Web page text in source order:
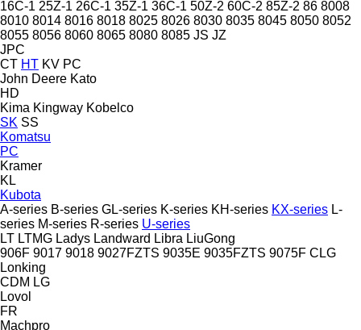
16C-1 25Z-1 26C-1 35Z-1 36C-1 50Z-2 60C-2 85Z-2 86 8008
8010 8014 8016 8018 8025 8026 8030 8035 8045 8050 8052
8055 8056 8060 8065 8080 8085 JS JZ
JPC
CT HT KV PC
John Deere Kato
HD
Kima Kingway Kobelco
SK SS
Komatsu
PC
Kramer
KL
Kubota
A-series B-series GL-series K-series KH-series KX-series L-
series M-series R-series U-series
LT LTMG Ladys Landward Libra LiuGong
906F 9017 9018 9027FZTS 9035E 9035FZTS 9075F CLG
Lonking
CDM LG
Lovol
FR
Machpro